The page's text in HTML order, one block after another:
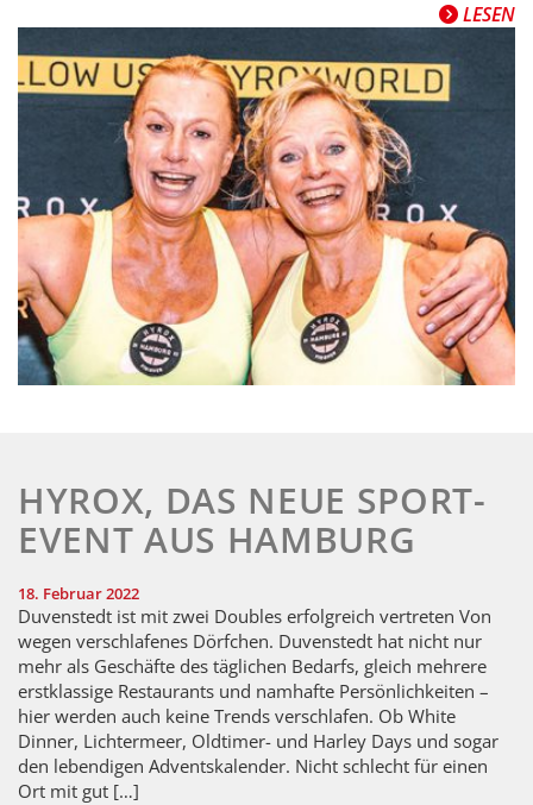
LESEN
HYROX, DAS NEUE SPORT­
EVENT AUS HAMBURG
18. Februar 2022
Duvenstedt ist mit zwei Doubles erfolgreich vertreten Von
wegen verschlafenes Dörfchen. Duvenstedt hat nicht nur
mehr als Geschäfte des täglichen Bedarfs, gleich mehrere
erstklassige Restaurants und namhafte Persönlichkeiten –
hier werden auch keine Trends verschlafen. Ob White
Dinner, Lichtermeer, Oldtimer- und Harley Days und sogar
den lebendigen Adventskalender. Nicht schlecht für einen
Ort mit gut […]